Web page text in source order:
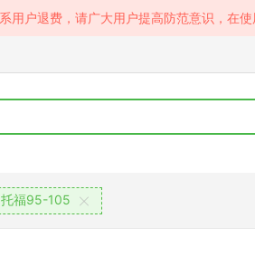
户退费，请广大用户提高防范意识，在
托福95-105